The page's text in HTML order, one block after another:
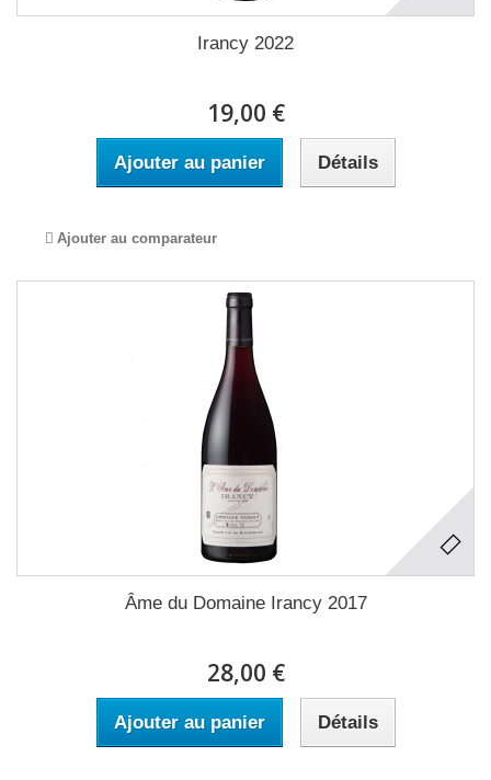
Irancy 2022
19,00 €
Ajouter au panier Détails
Ajouter au comparateur
Âme du Domaine Irancy 2017
28,00 €
Ajouter au panier Détails